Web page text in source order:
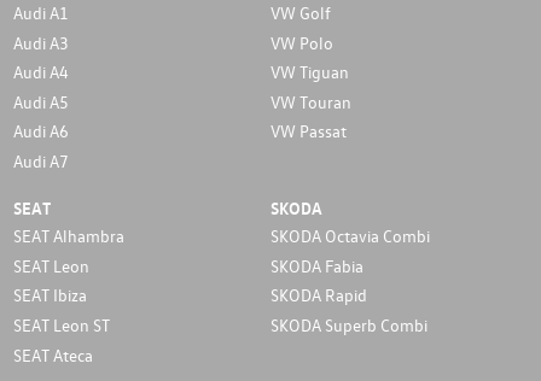
Audi A1
Audi A3
Audi A4
Audi A5
Audi A6
Audi A7
VW Golf
VW Polo
VW Tiguan
VW Touran
VW Passat
SEAT
SEAT Alhambra
SEAT Leon
SEAT Ibiza
SEAT Leon ST
SEAT Ateca
SKODA
SKODA Octavia Combi
SKODA Fabia
SKODA Rapid
SKODA Superb Combi